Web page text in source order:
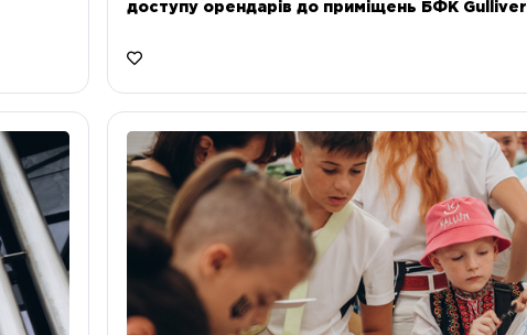
доступу орендарів до приміщень БФК Gulliver